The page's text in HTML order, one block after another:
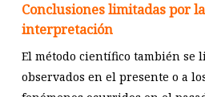
Conclusiones limitadas por
interpretación
El método científico también se
observados en el presente o a